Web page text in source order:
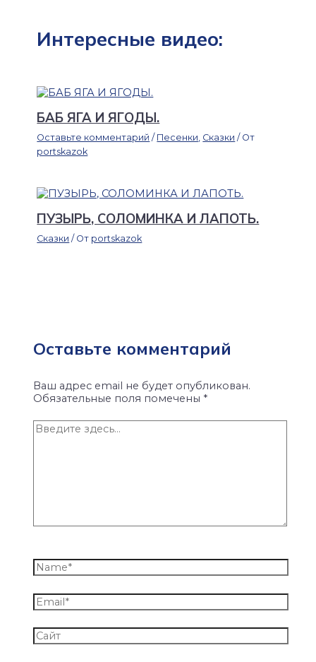
Интересные видео:
БАБ ЯГА И ЯГОДЫ.
Оставьте комментарий / Песенки, Сказки / От
portskazok
ПУЗЫРЬ, СОЛОМИНКА И ЛАПОТЬ.
Сказки / От portskazok
Оставьте комментарий
Ваш адрес email не будет опубликован.
Обязательные поля помечены *